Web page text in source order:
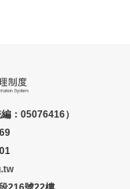
：05076416）